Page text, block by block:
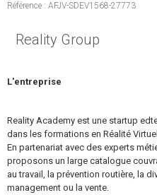
Référence : AFJV-SDEV1568-27773
Reality Group
L'entreprise
Reality Academy est une startup
dans les formations en Réalité
En partenariat avec des experts
proposons un large catalogue
au travail, la prévention routière, la
management ou la vente.